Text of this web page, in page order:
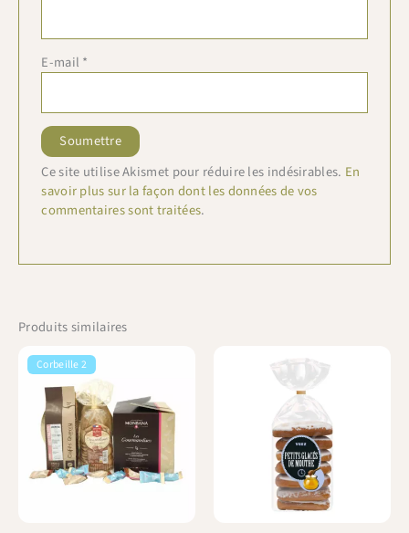
E-mail *
Ce site utilise Akismet pour réduire les indésirables. En
savoir plus sur la façon dont les données de vos
commentaires sont traitées.
Produits similaires
Corbeille 2